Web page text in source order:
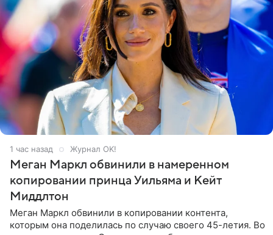
1 час назад Журнал OK!
Меган Маркл обвинили в намеренном
копировании принца Уильяма и Кейт
Миддлтон
Меган Маркл обвинили в копировании контента,
которым она поделилась по случаю своего 45-летия. Во